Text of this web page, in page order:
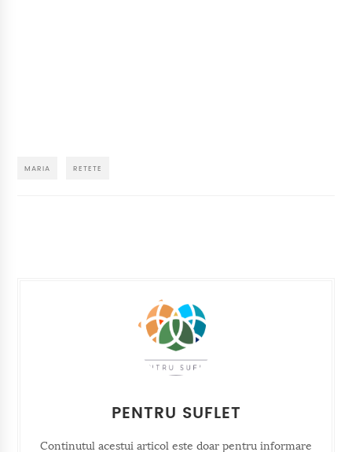
MARIA RETETE
PENTRU SUFLET
Continutul acestui articol este doar pentru informare